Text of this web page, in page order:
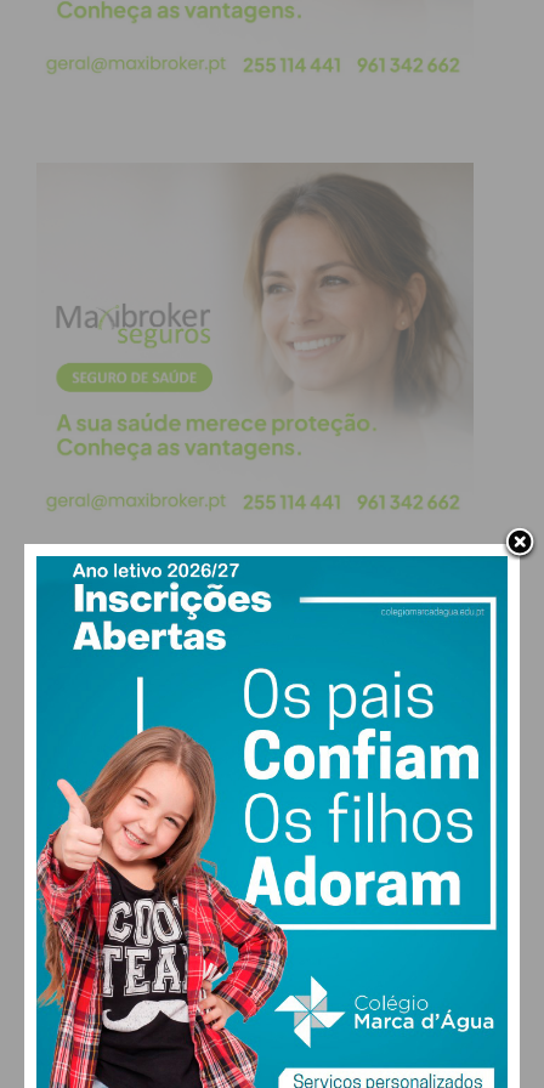
obtenha de forma regular a informação
atualizada.
Eu li e concordo com os
termos e
condições
PAÇOS DE FERREIRA
°
clear sky
94% humidade
vento: 1m/s E
MAX 17 • MIN 17
28°
DOM
30
SEG
30°
TER
31 °
ALTERAR